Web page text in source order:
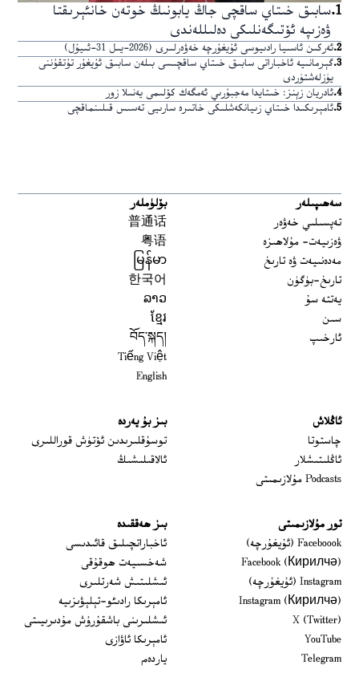
1
.سابىق خىتاي ساقچى جاڭ يابونىڭ خوتەن خانئېرىقتا
ۋەزىپە ئۆتىگەنلىكى دەلىللەندى
2
.ئەركىن ئاسىيا رادىيوسى ئۇيغۇرچە خەۋەرلىرى (2026-يىل 31-ئىيۇل)
3
.گېرمانىيە ئاخباراتى سابىق خىتاي ساقچىسى بىلەن سابىق ئۇيغۇر تۇتقۇننى
يۈزلەشتۈردى
4
.ئادريان زېنز: خىتايدا مەجبۇرىي ئەمگەك كۆلىمى يەنىلا زور
5
.ئامېرىكىدا خىتاي زىيانكەشلىكى خاتىرە سارىيى تەسىس قىلىنماقچى
سەھىپىلەر
تەپسىلىي خەۋەر
ۋەزىيەت- مۇلاھىزە
مەدەنىيەت ۋە تارىخ
تارىخ-بۈگۈن
يەتتە سۇ
سىن
ئارخىپ
بۆلۈملەر
普通话
粤语
မြန်မာ
한국어
ລາວ
ខ្មែរ
བོད་སྐད།
Tiếng Việt
English
ئاڭلاش
چاستوتا
ئاڭلىتىشلار
Podcasts مۇلازىمىتى
بىز بۇ يەردە
توسۇقلىرىدىن ئۆتۈش قوراللىرى
ئالاقىلىشىڭ
تور مۇلازىمىتى
Faceboook (ئۇيغۇرچە)
Opens in new window
Facebook (Кирилчә)
Opens in new window
Instagram (ئۇيغۇرچە)
Opens in new window
Instagram (Кирилчә)
Opens in new window
X (Twitter)
YouTube
Telegram
بىز ھەققىدە
ئاخباراتچىلىق قائىدىسى
شەخسىيەت ھوقۇقى
ئىشلىتىش شەرتلىرى
ئامېرىكا رادىئو-تېلېۋىزىيە
ئىشلىرىنى باشقۇرۇش مۇدىرىيىتى
ئامېرىكا ئاۋازى
ياردەم